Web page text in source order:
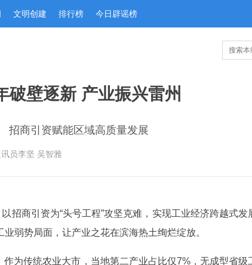
文明创建 排行榜 今日辟谣榜
破壁逐新 产业振兴雷州
招商引资赋能区域高质量发展
员李坚 吴智雅
招商引资为“头号工程”攻坚克难，实现工业经济跨越式
弱势局面，让产业之花在滨海热土绚烂绽放。
为传统农业大市，当地第二产业占比仅7%，无成型省